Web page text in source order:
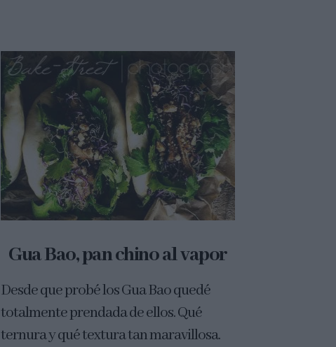
Gua Bao, pan chino al vapor
Desde que probé los Gua Bao quedé
totalmente prendada de ellos. Qué
ternura y qué textura tan maravillosa.